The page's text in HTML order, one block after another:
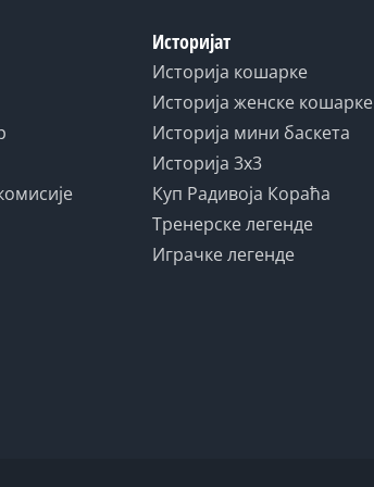
Историјат
Историја кошарке
Историја женске кошарке
Историја мини баскета
Историја 3x3
Куп Радивоја Кораћа
Тренерске легенде
Играчке легенде